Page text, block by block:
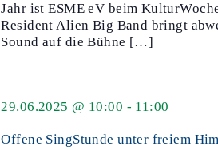
Jahr ist ESME eV beim
Resident Alien Big Band bringt
Sound auf die Bühne […]
Offene SingStunde unter freiem
29.06.2025 @ 10:00 - 11:00